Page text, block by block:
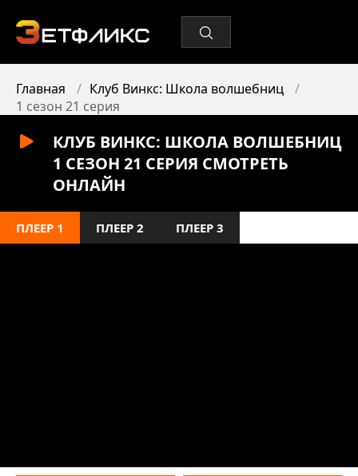
Главная
Клуб Винкс: Школа волшебниц
1 сезон 21 серия
КЛУБ ВИНКС: ШКОЛА ВОЛШЕБНИЦ
1 СЕЗОН 21 СЕРИЯ СМОТРЕТЬ
ОНЛАЙН
ПЛЕЕР 1 ПЛЕЕР 2 ПЛЕЕР 3